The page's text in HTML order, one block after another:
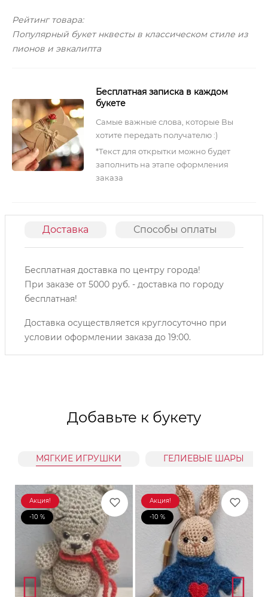
Рейтинг товара:
Популярный букет нквесты в классическом стиле из
пионов и эвкалипта
Бесплатная записка в каждом
букете
Самые важные слова, которые Вы
хотите передать получателю :)
*Текст для открытки можно будет
заполнить на этапе оформления
заказа
Доставка Способы оплаты
Бесплатная доставка по центру города!
При заказе от 5000 руб. - доставка по городу
бесплатная!
Доставка осуществляется круглосуточно при
условии оформлении заказа до 19:00.
Добавьте к букету
МЯГКИЕ ИГРУШКИ ГЕЛИЕВЫЕ ШАРЫ
Акция!
-10 %
Акция!
-10 %